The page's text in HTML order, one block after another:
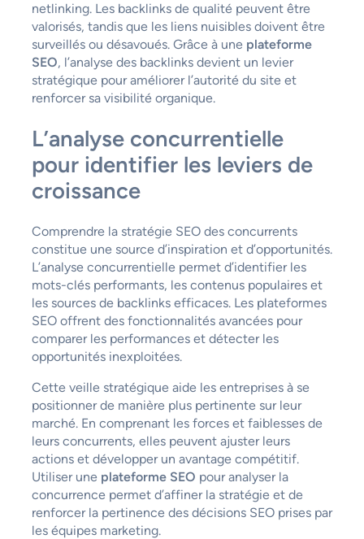
netlinking. Les backlinks de qualité peuvent être
valorisés, tandis que les liens nuisibles doivent être
surveillés ou désavoués. Grâce à une plateforme
SEO, l’analyse des backlinks devient un levier
stratégique pour améliorer l’autorité du site et
renforcer sa visibilité organique.
L’analyse concurrentielle
pour identifier les leviers de
croissance
Comprendre la stratégie SEO des concurrents
constitue une source d’inspiration et d’opportunités.
L’analyse concurrentielle permet d’identifier les
mots-clés performants, les contenus populaires et
les sources de backlinks efficaces. Les plateformes
SEO offrent des fonctionnalités avancées pour
comparer les performances et détecter les
opportunités inexploitées.
Cette veille stratégique aide les entreprises à se
positionner de manière plus pertinente sur leur
marché. En comprenant les forces et faiblesses de
leurs concurrents, elles peuvent ajuster leurs
actions et développer un avantage compétitif.
Utiliser une plateforme SEO pour analyser la
concurrence permet d’affiner la stratégie et de
renforcer la pertinence des décisions SEO prises par
les équipes marketing.